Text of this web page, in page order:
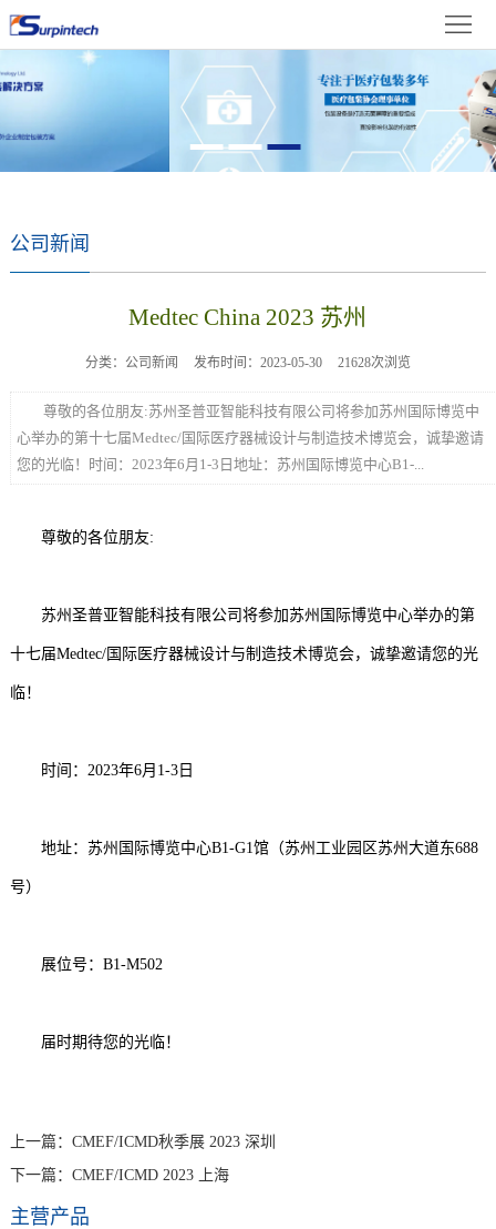
首
页
关
于
我
新
闻
讯
产
展
果
言我
们
体
中
文
公司新闻
Medtec China 2023 苏州
分类：公司新闻 发布时间：2023-05-30 21628次浏览
尊敬的各位朋友:苏州圣普亚智能科技有限公司将参加苏州国际博览中
心举办的第十七届Medtec/国际医疗器械设计与制造技术博览会，诚挚邀请
您的光临！时间：2023年6月1-3日地址：苏州国际博览中心B1-...
尊敬的各位朋友:
苏州圣普亚智能科技有限公司将参加苏州国际博览中心举办的第
十七届Medtec/国际医疗器械设计与制造技术博览会，诚挚邀请您的光
临！
时间：2023年6月1-3日
地址：苏州国际博览中心B1-G1馆（苏州工业园区苏州大道东688
号）
展位号：B1-M502
届时期待您的光临！
上一篇： CMEF/ICMD秋季展 2023 深圳
下一篇： CMEF/ICMD 2023 上海
主营产品